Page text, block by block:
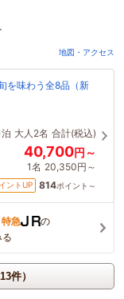
な滞在をお楽しみく
地図・アクセス
を味わう全8品（新
大人2名 合計(税込)
40,700円～
1名 20,350円～
ントUP 814ポイント～
急
の
件）